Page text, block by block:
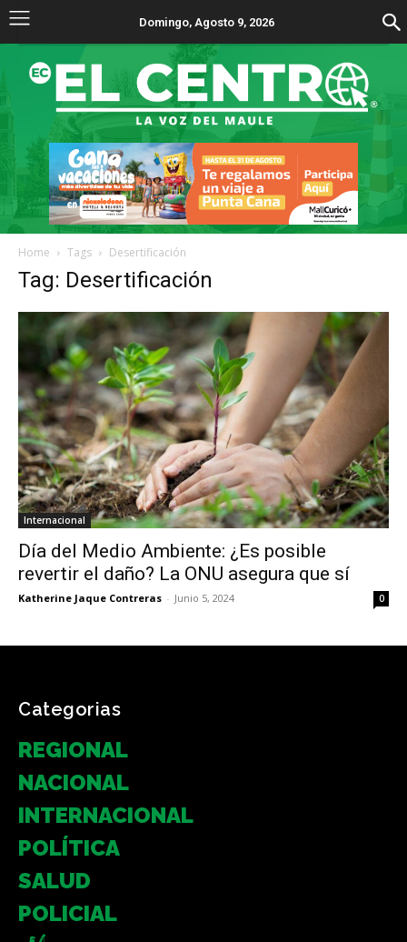
Domingo, Agosto 9, 2026
Home Tags Desertificación
Tag: Desertificación
Internacional
Día del Medio Ambiente: ¿Es posible
revertir el daño? La ONU asegura que sí
Katherine Jaque Contreras - Junio 5, 2024 0
Categorias
REGIONAL
NACIONAL
INTERNACIONAL
POLÍTICA
SALUD
POLICIAL